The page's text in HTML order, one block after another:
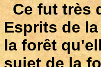
Ce fut très
Esprits de
la forêt
sujet de la